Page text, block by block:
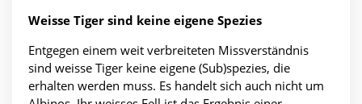
Weisse Tiger sind keine eigene Spezies
Entgegen einem weit verbreiteten Missverständnis
sind weisse Tiger keine eigene (Sub)spezies, die
erhalten werden muss. Es handelt sich auch nicht um